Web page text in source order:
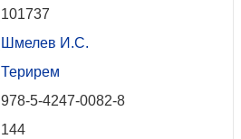
101737
Шмелев И.С.
Терирем
978-5-4247-0082-8
144